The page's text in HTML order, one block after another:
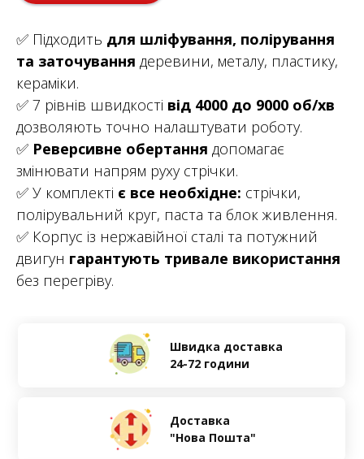
✅ Підходить для шліфування, полірування
та заточування деревини, металу, пластику,
кераміки.
✅ 7 рівнів швидкості від 4000 до 9000 об/хв
дозволяють точно налаштувати роботу.
✅ Реверсивне обертання допомагає
змінювати напрям руху стрічки.
✅ У комплекті є все необхідне: стрічки,
полірувальний круг, паста та блок живлення.
✅ Корпус із нержавійної сталі та потужний
двигун гарантують тривале використання
без перегріву.
Швидка доставка
24-72 години
Доставка
"Нова Пошта"